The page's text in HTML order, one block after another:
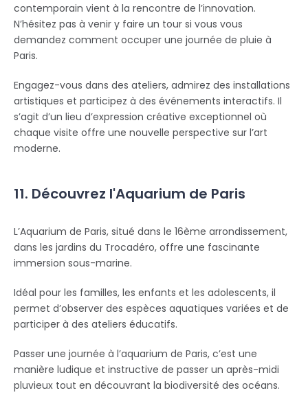
contemporain vient à la rencontre de l’innovation.
N’hésitez pas à venir y faire un tour si vous vous
demandez comment occuper une journée de pluie à
Paris.
Engagez-vous dans des ateliers, admirez des installations
artistiques et participez à des événements interactifs. Il
s’agit d’un lieu d’expression créative exceptionnel où
chaque visite offre une nouvelle perspective sur l’art
moderne.
11. Découvrez l'Aquarium de Paris
L’Aquarium de Paris, situé dans le 16ème arrondissement,
dans les jardins du Trocadéro, offre une fascinante
immersion sous-marine.
Idéal pour les familles, les enfants et les adolescents, il
permet d’observer des espèces aquatiques variées et de
participer à des ateliers éducatifs.
Passer une journée à l’aquarium de Paris, c’est une
manière ludique et instructive de passer un après-midi
pluvieux tout en découvrant la biodiversité des océans.